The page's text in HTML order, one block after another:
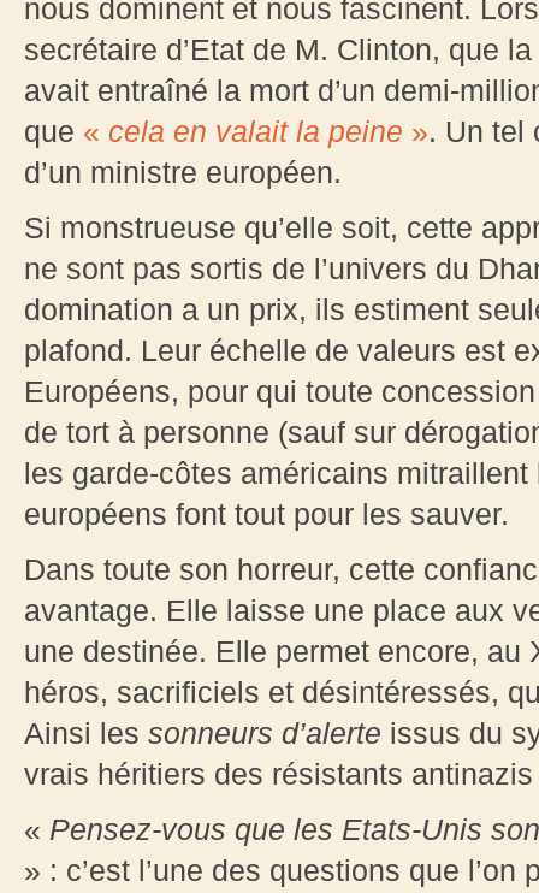
nous dominent et nous fascinent.
secrétaire d’Etat de M. Clinton, que
avait entraîné la mort d’un demi-
que « cela en valait la peine ». Un tel
d’un ministre européen.
Si monstrueuse qu’elle soit, cette
ne sont pas sortis de l’univers du
domination a un prix, ils estiment
plafond. Leur échelle de valeurs est
Européens, pour qui toute
de tort à personne (sauf sur
les garde-côtes américains
européens font tout pour les sauver.
Dans toute son horreur, cette
avantage. Elle laisse une place aux
une destinée. Elle permet encore, au
héros, sacrificiels et désintéressés,
Ainsi les sonneurs d’alerte issus du
vrais héritiers des résistants
« Pensez-vous que les Etats-Unis
» : c’est l’une des questions que